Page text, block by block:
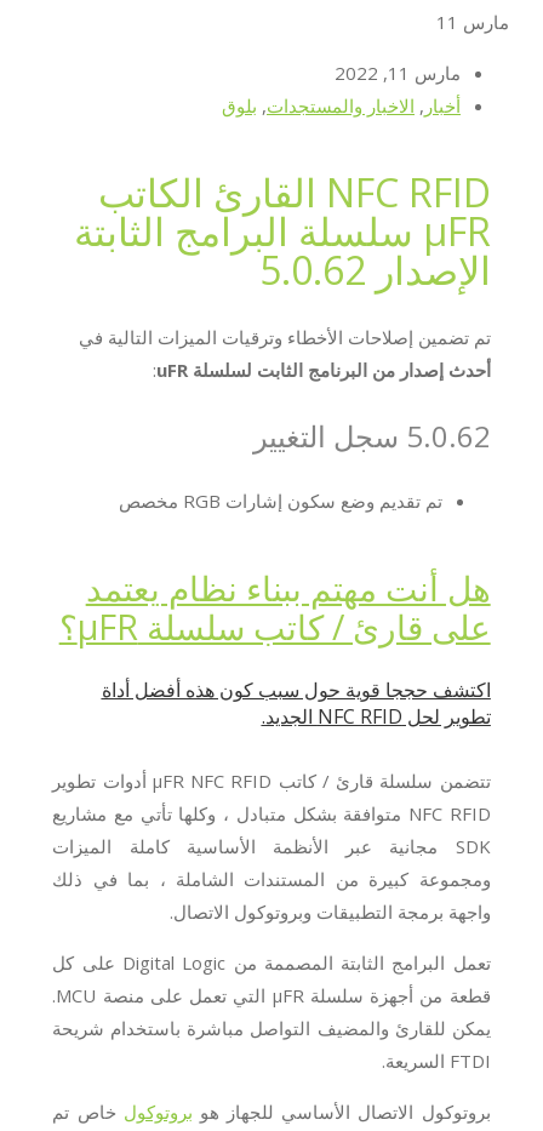
مارس 11
مارس 11, 2022
أخبار , الاخبار والمستجدات, بلوق
NFC RFID القارئ الكاتب
μFR سلسلة البرامج الثابتة
الإصدار 5.0.62
تم تضمين إصلاحات الأخطاء وترقيات الميزات التالية في
أحدث إصدار من البرنامج الثابت لسلسلة uFR
:
5.0.62 سجل التغيير
تم تقديم وضع سكون إشارات RGB مخصص
هل أنت مهتم ببناء نظام يعتمد
على قارئ / كاتب سلسلة μFR؟
اكتشف حججا قوية حول سبب كون هذه أفضل أداة
تطوير لحل NFC RFID الجديد.
تتضمن سلسلة قارئ / كاتب μFR NFC RFID أدوات تطوير
NFC RFID متوافقة بشكل متبادل ، وكلها تأتي مع مشاريع
SDK مجانية عبر الأنظمة الأساسية كاملة الميزات
ومجموعة كبيرة من المستندات الشاملة ، بما في ذلك
واجهة برمجة التطبيقات وبروتوكول الاتصال.
تعمل البرامج الثابتة المصممة من Digital Logic على كل
قطعة من أجهزة سلسلة μFR التي تعمل على منصة MCU.
يمكن للقارئ والمضيف التواصل مباشرة باستخدام شريحة
FTDI السريعة.
بروتوكول الاتصال الأساسي للجهاز هو بروتوكول خاص تم